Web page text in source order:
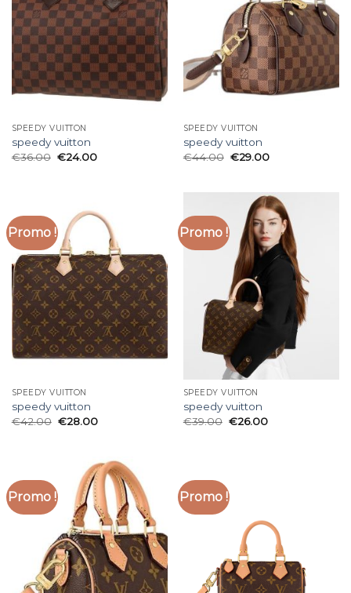
SPEEDY VUITTON
speedy vuitton
€36.00 €24.00
SPEEDY VUITTON
speedy vuitton
€44.00 €29.00
Promo !
SPEEDY VUITTON
speedy vuitton
€42.00 €28.00
Promo !
SPEEDY VUITTON
speedy vuitton
€39.00 €26.00
Promo ! Promo !